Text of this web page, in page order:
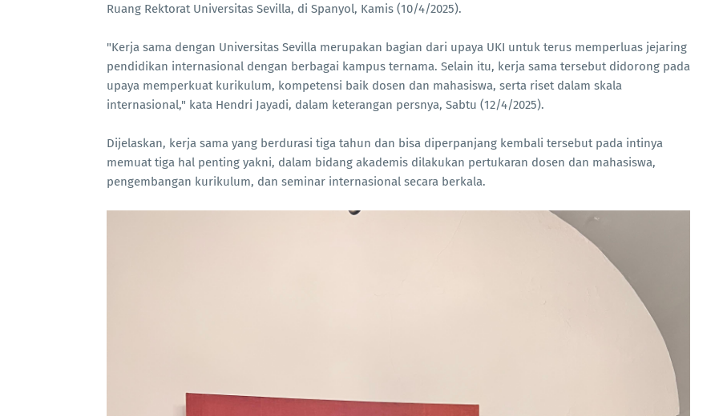
Ruang Rektorat Universitas Sevilla, di Spanyol, Kamis (10/4/2025).
"Kerja sama dengan Universitas Sevilla merupakan bagian dari upaya UKI untuk terus memperluas jejaring
pendidikan internasional dengan berbagai kampus ternama. Selain itu, kerja sama tersebut didorong pada
upaya memperkuat kurikulum, kompetensi baik dosen dan mahasiswa, serta riset dalam skala
internasional," kata Hendri Jayadi, dalam keterangan persnya, Sabtu (12/4/2025).
Dijelaskan, kerja sama yang berdurasi tiga tahun dan bisa diperpanjang kembali tersebut pada intinya
memuat tiga hal penting yakni, dalam bidang akademis dilakukan pertukaran dosen dan mahasiswa,
pengembangan kurikulum, dan seminar internasional secara berkala.